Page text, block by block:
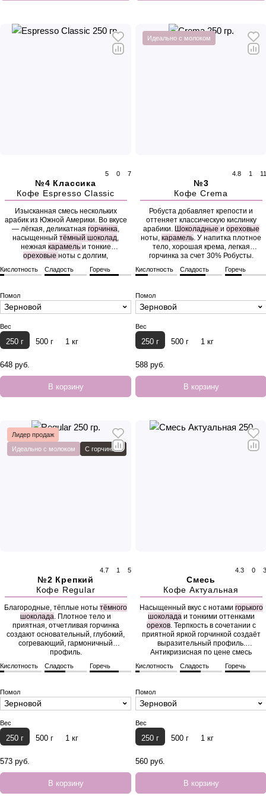
5 0 7
№4 Классика
Кофе Espresso Classic
Изысканная смесь нескольких
арабик из Южной Америки. Во вкусе
— лёгкая, деликатная горчинка,
насыщенный тёмный шоколад,
нежная карамель и тонкие
ореховые ноты с долгим,
Кислотность Сладость Горечь
648 руб.
В корзину
Помол
Зерновой
Вес
250 г 500 г 1 кг
Идеально с молоком
4.8 1 11
№3
Кофе Crema
Робуста добавляет крепости и
оттеняет классическую кислинку
арабики. Шоколадные и ореховые
ноты, карамель. У напитка плотное
тело, хорошая крема, легкая
горчинка за счет 30% Робусты.
Кислотность Сладость Горечь
588 руб.
В корзину
Помол
Зерновой
Вес
250 г 500 г 1 кг
Лидер продаж
Идеально с молоком
С горчинкой
4.7 1 5
№2 Крепкий
Кофе Regular
Благородные, тёплые ноты тёмного
шоколада. Плотное тело и
приятная, отчетливая горчинка
создают основательный, глубокий,
согревающий, гармоничный
профиль.
Кислотность Сладость Горечь
573 руб.
В корзину
Помол
Зерновой
Вес
250 г 500 г 1 кг
4.3 0 3
Смесь
Кофе Актуальная
Насыщенный вкус с нотами горького
шоколадаи тонкими оттенками
орехов. Терпкость в сочетании с
приятной яркой горчинкой создаёт
выразительный профиль.
Антикризисная по цене смесь
Кислотность Сладость Горечь
560 руб.
В корзину
Помол
Зерновой
Вес
250 г 500 г 1 кг